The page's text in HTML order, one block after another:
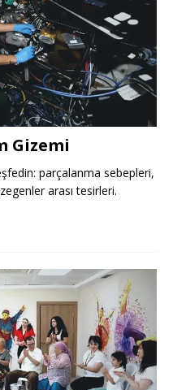
Gizemi
parçalanma sebepleri,
arası tesirleri.